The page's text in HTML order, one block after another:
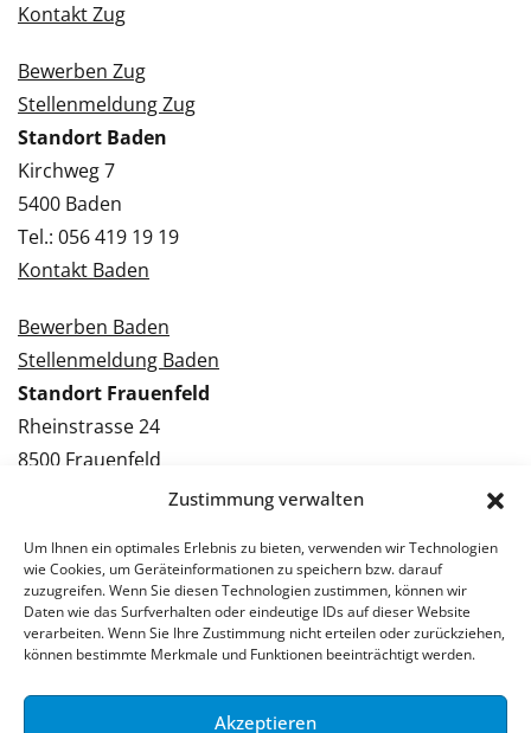
Zustimmung verwalten
Um Ihnen ein optimales Erlebnis zu bieten, verwenden wir Technologien
wie Cookies, um Geräteinformationen zu speichern bzw. darauf
zuzugreifen. Wenn Sie diesen Technologien zustimmen, können wir
Daten wie das Surfverhalten oder eindeutige IDs auf dieser Website
verarbeiten. Wenn Sie Ihre Zustimmung nicht erteilen oder zurückziehen,
können bestimmte Merkmale und Funktionen beeinträchtigt werden.
Akzeptieren
Kontakt Zug
Bewerben Zug
Stellenmeldung Zug
Standort Baden
Kirchweg 7
5400 Baden
Tel.: 056 419 19 19
Kontakt Baden
Bewerben Baden
Stellenmeldung Baden
Standort Frauenfeld
Rheinstrasse 24
8500 Frauenfeld
Tel.: 052 224 09 09
Bewerben Frauenfeld
Stellenmeldung Frauenfeld
© 2026 Stellenpartner AG